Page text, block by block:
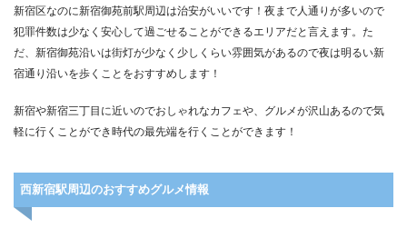
新宿区なのに新宿御苑前駅周辺は治安がいいです！夜まで人通りが多いので
犯罪件数は少なく安心して過ごせることができるエリアだと言えます。た
だ、新宿御苑沿いは街灯が少なく少しくらい雰囲気があるので夜は明るい新
宿通り沿いを歩くことをおすすめします！
新宿や新宿三丁目に近いのでおしゃれなカフェや、グルメが沢山あるので気
軽に行くことができ時代の最先端を行くことができます！
西新宿駅周辺のおすすめグルメ情報